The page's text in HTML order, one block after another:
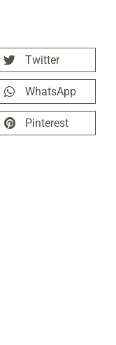
Twitter
WhatsApp
Pinterest